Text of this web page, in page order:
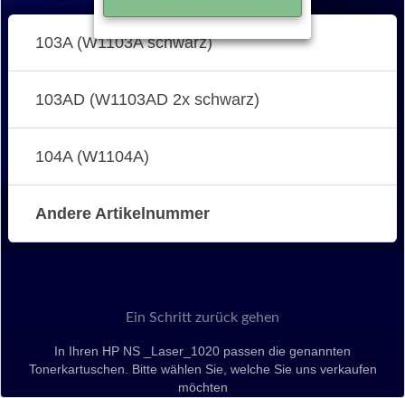
103A (W1103A schwarz)
103AD (W1103AD 2x schwarz)
104A (W1104A)
Andere Artikelnummer
Ein Schritt zurück gehen
In Ihren HP NS _Laser_1020 passen die genannten
Tonerkartuschen. Bitte wählen Sie, welche Sie uns verkaufen
möchten